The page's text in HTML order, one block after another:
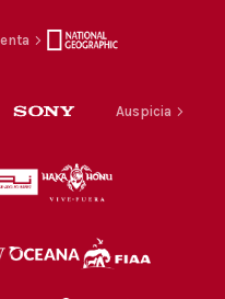
Auspicia